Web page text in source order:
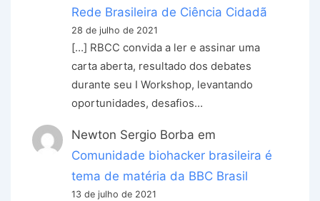
Rede Brasileira de Ciência Cidadã
28 de julho de 2021
[…] RBCC convida a ler e assinar uma
carta aberta, resultado dos debates
durante seu I Workshop, levantando
oportunidades, desafios…
Newton Sergio Borba em
Comunidade biohacker brasileira é
tema de matéria da BBC Brasil
13 de julho de 2021